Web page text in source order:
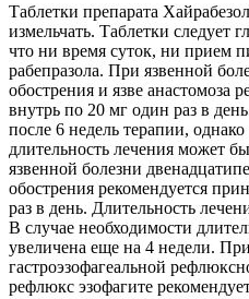
Таблетки препарата
измельчать. Таблетки следует
что ни время суток, ни прием
рабепразола. При язвенной
обострения и язве анастомоза
внутрь по 20 мг один раз в
после 6 недель терапии,
длительность лечения может
язвенной болезни
обострения рекомендуется
раз в день. Длительность
В случае необходимости
увеличена еще на 4 недели.
гастроэзофагеальной
рефлюкс эзофагите